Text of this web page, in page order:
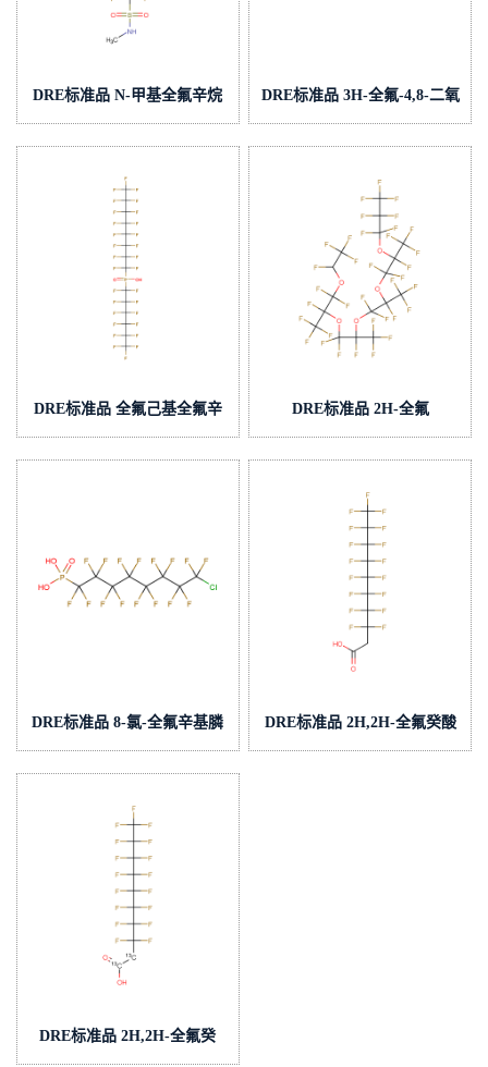
DRE标准品 N-甲基全氟辛烷
磺酰胺(直链+支链)
应)
DRE标准品 3H-全氟-4,8-二氧
壬酸钠 CAS:2250081-67-3(泰
DRE标准品 全氟己基全氟辛
基次膦酸 CAS:610800-34-
DRE标准品 2H-全氟
(5,8,11,14-四甲
CAS:37486-69-4(泰坦现货供
应)
DRE标准品 8-氯-全氟辛基膦
酸 CAS:2252239-09-9(泰坦现
DRE标准品 2H,2H-全氟癸酸
CAS:27854-31-5(泰坦现货供
DRE标准品 2H,2H-全氟癸